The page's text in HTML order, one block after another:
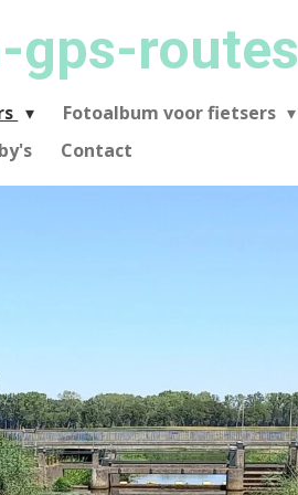
gps-routes
Fotoalbum voor fietsers
Contact